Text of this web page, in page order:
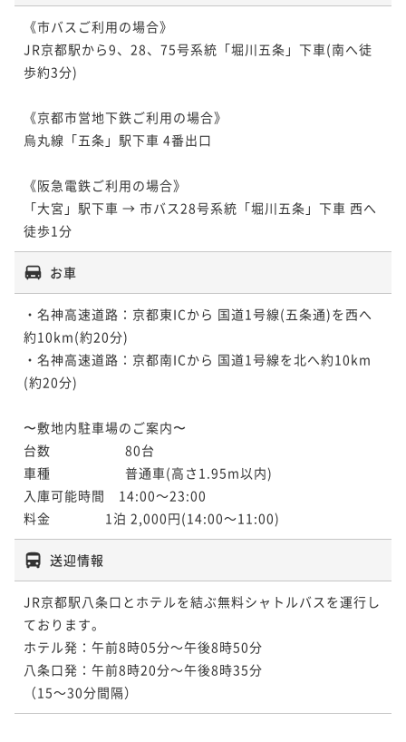
《市バスご利用の場合》
JR京都駅から9、28、75号系統「堀川五条」下車(南へ徒
歩約3分)
《京都市営地下鉄ご利用の場合》
烏丸線「五条」駅下車 4番出口
《阪急電鉄ご利用の場合》
「大宮」駅下車 → 市バス28号系統「堀川五条」下車 西へ
徒歩1分
お車
・名神高速道路：京都東ICから 国道1号線(五条通)を西へ
約10km(約20分)
・名神高速道路：京都南ICから 国道1号線を北へ約10km
(約20分)
〜敷地内駐車場のご案内〜
台数	　　　　 80台
車種	　　　　 普通車(高さ1.95m以内)
入庫可能時間　14:00～23:00
送迎情報
JR京都駅八条口とホテルを結ぶ無料シャトルバスを運行し
ております。
ホテル発：午前8時05分～午後8時50分
八条口発：午前8時20分～午後8時35分
（15～30分間隔）